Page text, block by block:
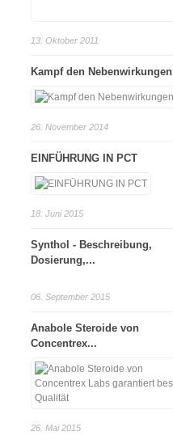
13. Oktober 2011
Kampf den Nebenwirkungen
26. November 2014
EINFÜHRUNG IN PCT
18. Juni 2015
Synthol - Beschreibung,
Dosierung,...
06. September 2015
Anabole Steroide von
Concentrex...
26. Mai 2015